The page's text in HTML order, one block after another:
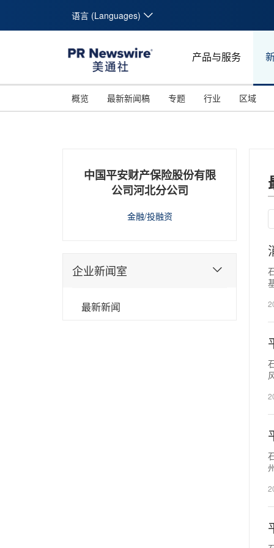
语言 (Languages)
产品与服务
概览 最新新闻稿 专题 行业 区域
中国平安财产保险股份有限
公司河北分公司
金融/投融资
企业新闻室
最新新闻